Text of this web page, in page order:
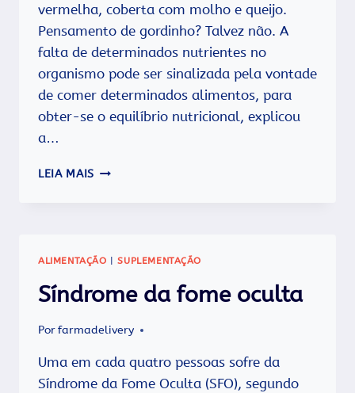
vermelha, coberta com molho e queijo.
Pensamento de gordinho? Talvez não. A
falta de determinados nutrientes no
organismo pode ser sinalizada pela vontade
de comer determinados alimentos, para
obter-se o equilíbrio nutricional, explicou
a…
LEIA MAIS O
CERTOS
PODE
SER
DE
ALIMENTAÇÃO |SUPLEMENTAÇÃO
Síndrome da fome oculta
Porfarmadelivery
Uma em cada quatro pessoas sofre da
Síndrome da Fome Oculta (SFO), segundo